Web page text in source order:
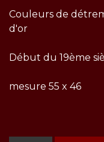
Couleurs de
d'or
Début du 19ème
mesure 55 x 46